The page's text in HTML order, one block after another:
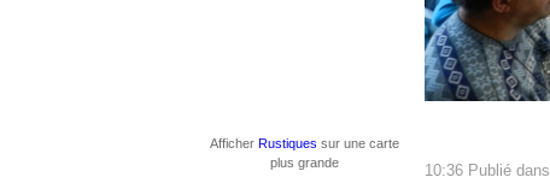
Afficher Rustiques sur une carte
plus grande
10:36 Publié dans